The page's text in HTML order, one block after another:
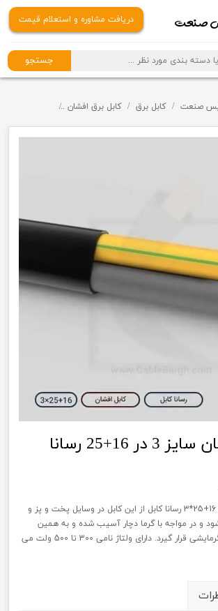
صنعت
جستجو
دریافت مشاوره و استعلام قیمت
صنعت کابل برق کابل برق افشان
کابل برق افشان سایز 3 در 16+25 رسانا
کابل برق افشان ضخامت 16+25*3 رسانا کابل از این کابل در وسایل پخت و پز و
و در مواجه با گرما دچار آسیب شده و به همین
دلیل نباید در کنار مواد گرمایشی قرار گیرد. دارای ولتاژ نامی 300 تا 500 ولت می